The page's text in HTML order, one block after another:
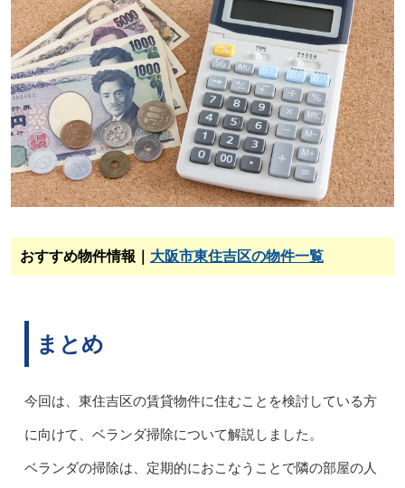
おすすめ物件情報｜ 大阪市東住吉区の物件一覧
まとめ
今回は、東住吉区の賃貸物件に住むことを検討している方
に向けて、ベランダ掃除について解説しました。
ベランダの掃除は、定期的におこなうことで隣の部屋の人